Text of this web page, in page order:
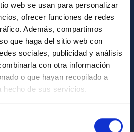
web se usan para personalizar
ofrecer funciones de redes
Además, compartimos
que haga del sitio web con
sociales, publicidad y análisis
con otra información
o que hayan recopilado a
hecho de sus servicios.